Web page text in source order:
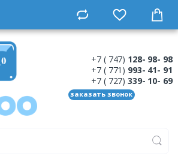
+7 ( 747) 128- 98- 98
+7 ( 771) 993- 41- 91
+7 ( 727) 339- 10- 69
заказать звонок